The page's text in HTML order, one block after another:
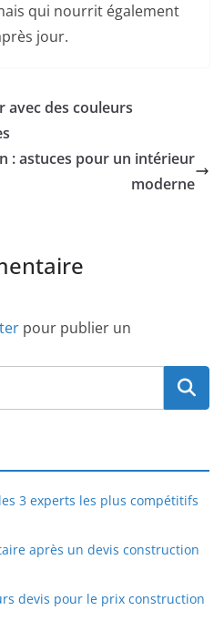
qui nourrit également
jour.
des couleurs
: astuces pour un intérieur
moderne
pour publier un
3 experts les plus compétitifs
après un devis construction
devis pour le prix construction